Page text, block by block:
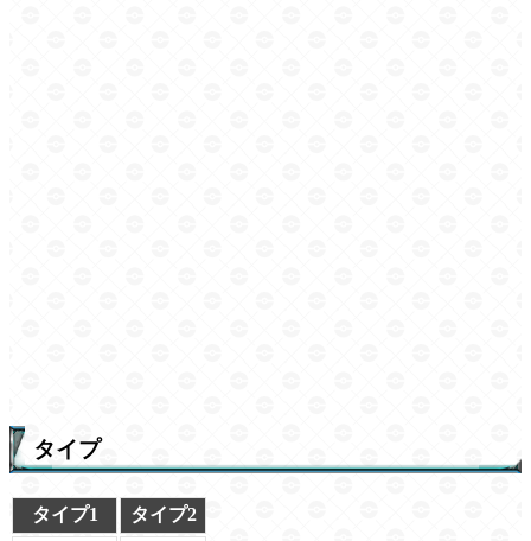
タイプ
タイプ1 タイプ2